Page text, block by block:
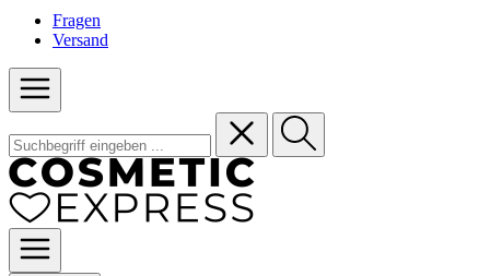
Fragen
Versand